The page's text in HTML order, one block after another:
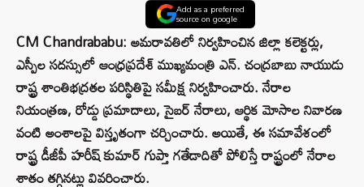
Add as a preferred
source on google
CM Chandrababu: అమరావతిలో నిర్వహించిన జిల్లా కలెక్టర్లు,
ఎస్పీల సదస్సులో ఆంధ్రప్రదేశ్ ముఖ్యమంత్రి ఎన్. చంద్రబాబు నాయుడు
రాష్ట్ర శాంతిభద్రతల పరిస్థితిపై సమీక్ష నిర్వహించారు. నేరాల
నియంత్రణ, రోడ్డు ప్రమాదాలు, సైబర్ నేరాలు, ఆర్థిక మోసాల నివారణ
వంటి అంశాలపై విస్తృతంగా చర్చించారు. అయితే, ఈ సమావేశంలో
రాష్ట్ర డీజీపీ హరీష్ కుమార్ గుప్తా గతేడాదితో పోలిస్తే రాష్ట్రంలో నేరాల
శాతం తగ్గినట్లు వివరించారు.